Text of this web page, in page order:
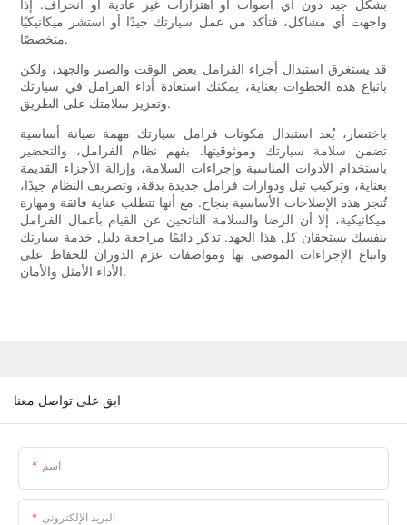
بشكل جيد دون أي أصوات أو اهتزازات غير عادية أو انحراف. إذا
واجهت أي مشاكل، فتأكد من عمل سيارتك جيدًا أو استشر ميكانيكيًا
متخصصًا.
قد يستغرق استبدال أجزاء الفرامل بعض الوقت والصبر والجهد، ولكن
باتباع هذه الخطوات بعناية، يمكنك استعادة أداء الفرامل في سيارتك
وتعزيز سلامتك على الطريق.
باختصار، يُعد استبدال مكونات فرامل سيارتك مهمة صيانة أساسية
تضمن سلامة سيارتك وموثوقيتها. بفهم نظام الفرامل، والتحضير
باستخدام الأدوات المناسبة وإجراءات السلامة، وإزالة الأجزاء القديمة
بعناية، وتركيب تيل ودوارات فرامل جديدة بدقة، وتصريف النظام جيدًا،
تُنجز هذه الإصلاحات الأساسية بنجاح. مع أنها تتطلب عناية فائقة ومهارة
ميكانيكية، إلا أن الرضا والسلامة الناتجين عن القيام بأعمال الفرامل
بنفسك يستحقان كل هذا الجهد. تذكر دائمًا مراجعة دليل خدمة سيارتك
واتباع الإجراءات الموصى بها ومواصفات عزم الدوران للحفاظ على
الأداء الأمثل والأمان.
ابق على تواصل معنا
اسم
البريد الإلكتروني